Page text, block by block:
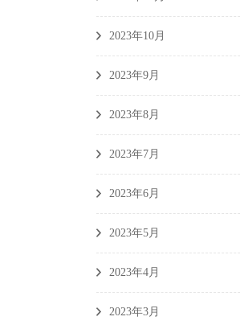
2023年10月
2023年9月
2023年8月
2023年7月
2023年6月
2023年5月
2023年4月
2023年3月